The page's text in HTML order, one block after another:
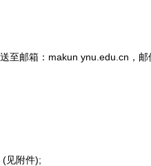
邮箱：makun ynu.edu.cn，邮
见附件);